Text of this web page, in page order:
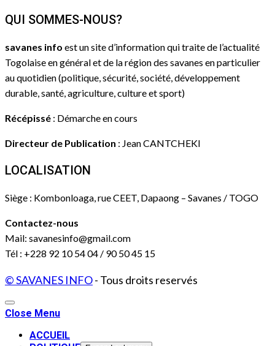
QUI SOMMES-NOUS?
savanes info est un site d’information qui traite de l’actualité
Togolaise en général et de la région des savanes en particulier
au quotidien (politique, sécurité, société, développement
durable, santé, agriculture, culture et sport)
Récépissé : Démarche en cours
Directeur de Publication : Jean CANTCHEKI
LOCALISATION
Siège : Kombonloaga, rue CEET, Dapaong – Savanes / TOGO
Contactez-nous
Mail: savanesinfo@gmail.com
Tél : +228 92 10 54 04 / 90 50 45 15
© SAVANES INFO- Tous droits reservés
Close Menu
ACCUEIL